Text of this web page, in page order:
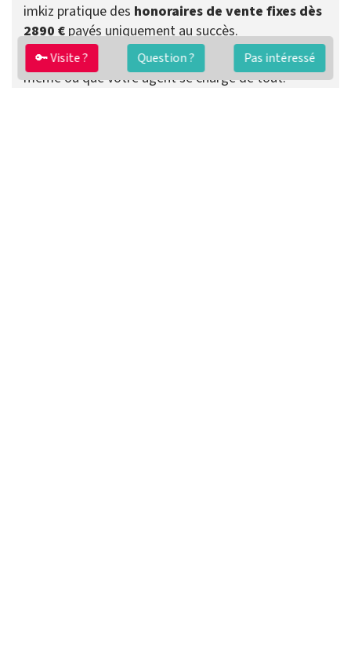
🔑 Visite ? Question ? Pas intéressé
imkiz pratique des honoraires de vente fixes dès
2890 € payés uniquement au succès.
Vous pouvez choisir de recevoir les visites vous-
même ou que votre agent se charge de tout.